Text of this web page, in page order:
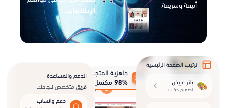
أنيقة وسريعة.
الإطلاقات.
متجر الثيمات